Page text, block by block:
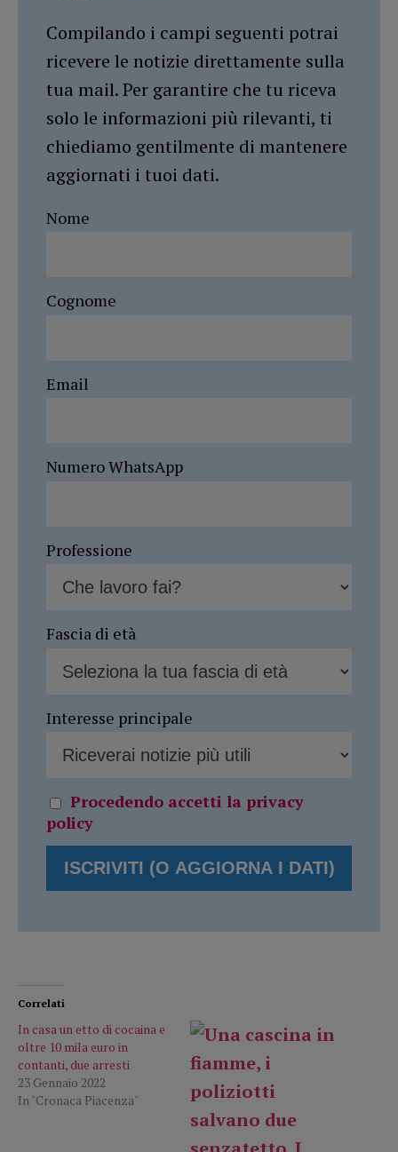
Compilando i campi seguenti potrai
ricevere le notizie direttamente sulla
tua mail. Per garantire che tu riceva
solo le informazioni più rilevanti, ti
chiediamo gentilmente di mantenere
aggiornati i tuoi dati.
Nome
Cognome
Email
Numero WhatsApp
Professione
Fascia di età
Interesse principale
Procedendo accetti la privacy
policy
Correlati
In casa un etto di cocaina e
oltre 10 mila euro in
contanti, due arresti
23 Gennaio 2022
In "Cronaca Piacenza"